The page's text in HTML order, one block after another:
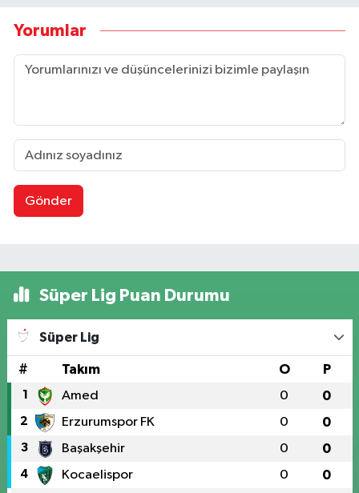
Yorumlar
Gönder
Süper Lig Puan Durumu
Süper Lig
# Takım O P
1 Amed 0 0
2 Erzurumspor FK 0 0
3 Başakşehir 0 0
4 Kocaelispor 0 0